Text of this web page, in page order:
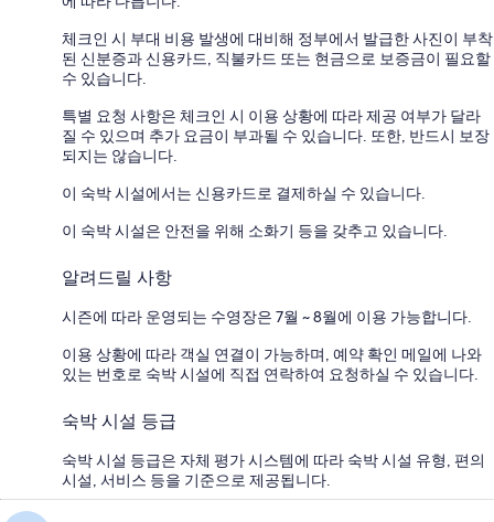
체크인 시 부대 비용 발생에 대비해 정부에서 발급한 사진이 부착
된 신분증과 신용카드, 직불카드 또는 현금으로 보증금이 필요할
수 있습니다.
특별 요청 사항은 체크인 시 이용 상황에 따라 제공 여부가 달라
질 수 있으며 추가 요금이 부과될 수 있습니다. 또한, 반드시 보장
되지는 않습니다.
이 숙박 시설에서는 신용카드로 결제하실 수 있습니다.
이 숙박 시설은 안전을 위해 소화기 등을 갖추고 있습니다.
알려드릴 사항
시즌에 따라 운영되는 수영장은 7월 ~ 8월에 이용 가능합니다.
이용 상황에 따라 객실 연결이 가능하며, 예약 확인 메일에 나와
있는 번호로 숙박 시설에 직접 연락하여 요청하실 수 있습니다.
숙박 시설 등급
숙박 시설 등급은 자체 평가 시스템에 따라 숙박 시설 유형, 편의
시설, 서비스 등을 기준으로 제공됩니다.